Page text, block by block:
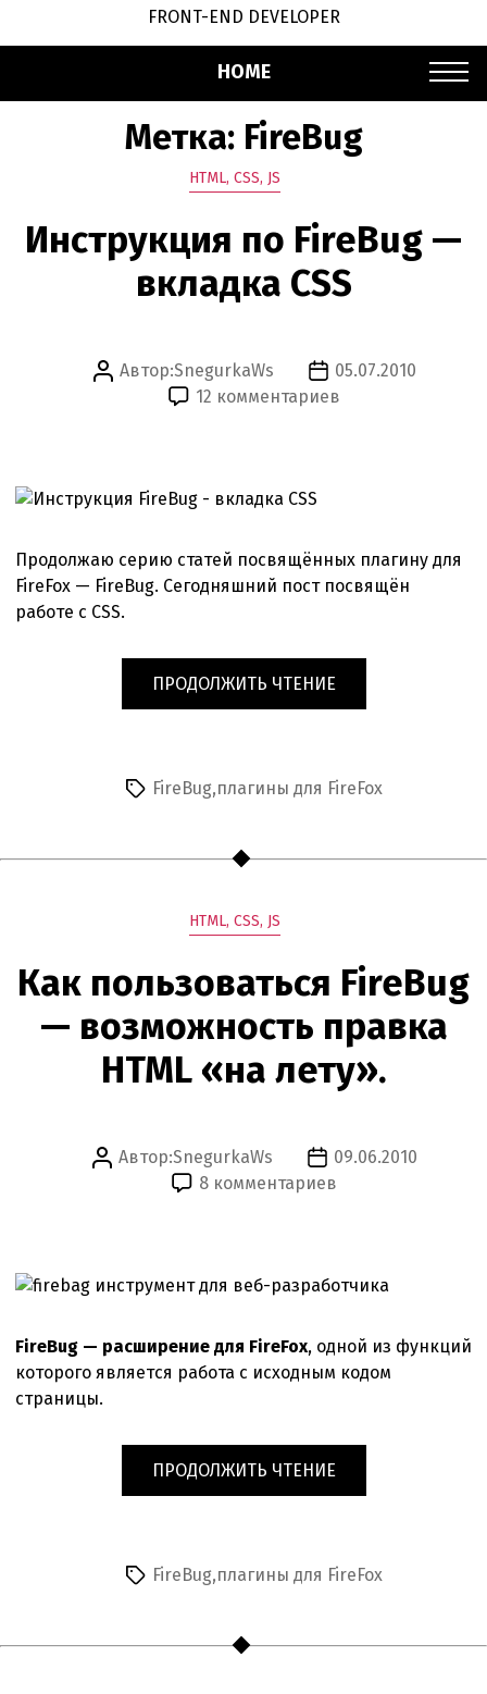
FRONT-END DEVELOPER
HOME
Метка: FireBug
Рубрики
HTML, CSS, JS
Инструкция по FireBug —
вкладка CSS
Автор
Автор:SnegurkaWs
Дата
записи
05.07.2010
12 комментариев
вкладка
CSS
Продолжаю серию статей посвящённых плагину для
FireFox — FireBug. Сегодняшний пост посвящён
работе с CSS.
ПРОДОЛЖИТЬ ЧТЕНИЕ«ИНСТРУКЦИЯ
ПО
ВКЛАДКА
Метки
FireBug,плагины для FireFox
Рубрики
HTML, CSS, JS
Как пользоваться FireBug
— возможность правка
HTML «на лету».
Автор
Автор:SnegurkaWs
Дата
записи
09.06.2010
8 комментариев
FireBug
возможность
правка
лету».
FireBug — расширение для FireFox, одной из функций
которого является работа с исходным кодом
страницы.
ПРОДОЛЖИТЬ ЧТЕНИЕ«КАК
ПОЛЬЗОВАТЬСЯ
ВОЗМОЖНОСТЬ
«НА
Метки
FireBug,плагины для FireFox